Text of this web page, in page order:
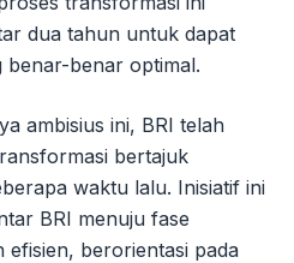
dua tahun untuk dapat
benar-benar optimal.
ambisius ini, BRI telah
bertajuk
waktu lalu. Inisiatif ini
BRI menuju fase
berorientasi pada